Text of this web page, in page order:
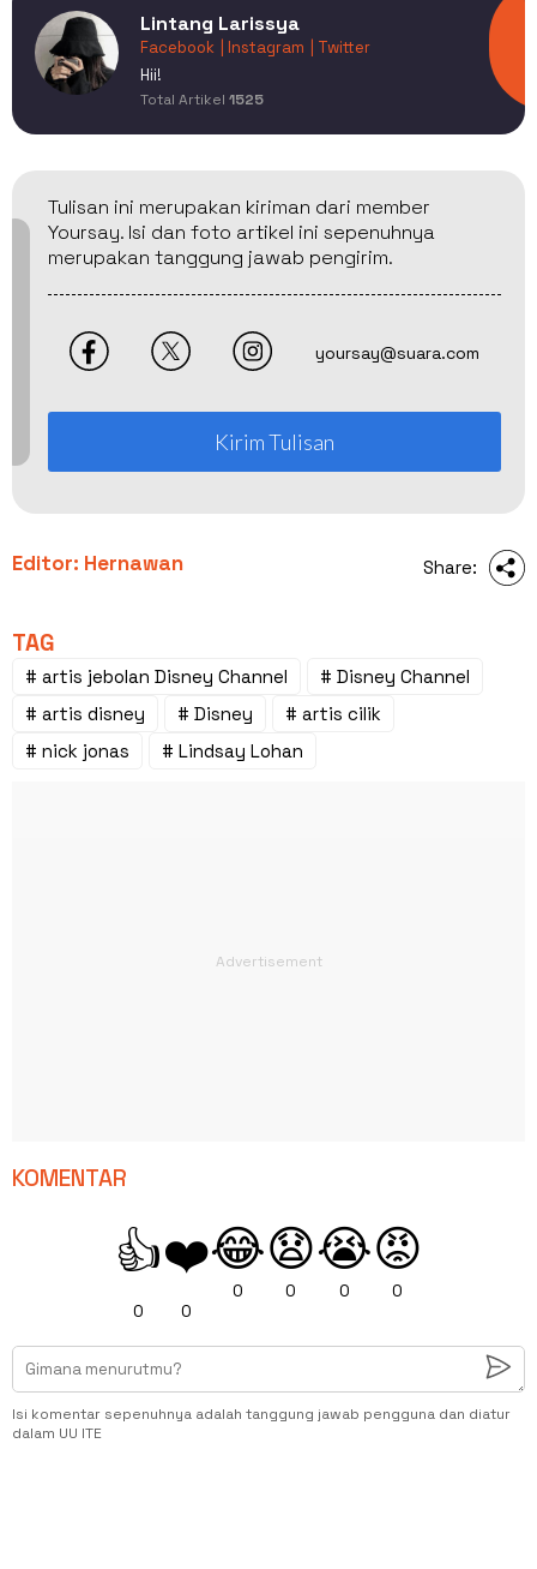
Lintang Larissya
Facebook | Instagram
| Twitter
Hii!
Total Artikel 1525
Tulisan ini merupakan kiriman dari member
Yoursay. Isi dan foto artikel ini sepenuhnya
merupakan tanggung jawab pengirim.
yoursay@suara.com
Kirim Tulisan
Editor: Hernawan Share:
TAG
# artis jebolan Disney Channel
# Disney Channel
# artis disney
# Disney
# artis cilik
# nick jonas
# Lindsay Lohan
KOMENTAR
👍
0
❤️
0
😂
0
😧
0
😭
0
😡
0
Isi komentar sepenuhnya adalah tanggung jawab pengguna dan diatur
dalam UU ITE